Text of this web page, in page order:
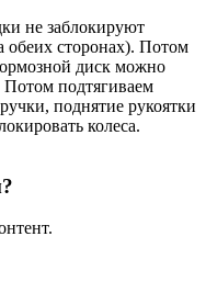
не заблокируют
обеих сторонах). Потом
диск можно
подтягиваем
поднятие рукоятки
колеса.